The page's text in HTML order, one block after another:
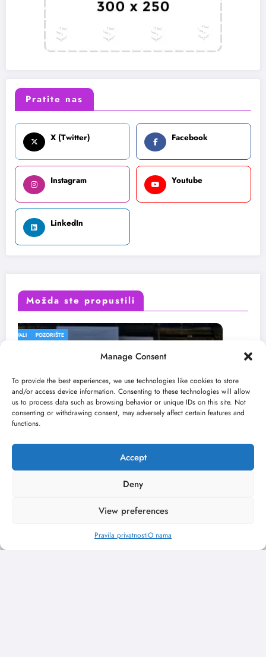
Manage Consent
To provide the best experiences, we use technologies like cookies to store
and/or access device information. Consenting to these technologies will allow
us to process data such as browsing behavior or unique IDs on this site. Not
consenting or withdrawing consent, may adversely affect certain features and
functions.
Accept
Deny
View preferences
Pravila privatnostiO nama
Pratite nas
X (Twitter) Facebook
Instagram Youtube
LinkedIn
Možda ste propustili
FESTIVALI